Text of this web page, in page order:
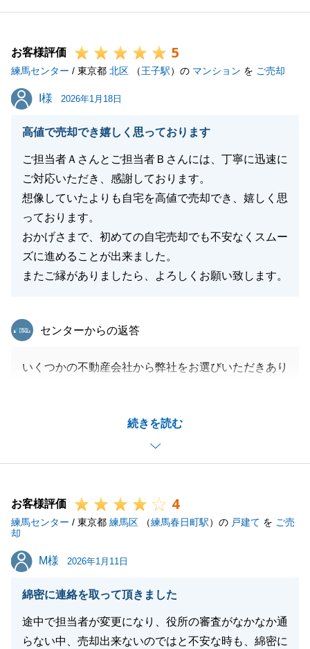
いただけましたら幸いです。
お客様評価 5
練馬センター / 東京都 北区 （王子駅）の マンション を ご売却
I様
I様 2026年1月18日
高値で売却でき嬉しく思っております
ご担当者Ａさんとご担当者Ｂさんには、丁寧に迅速に
ご対応いただき、感謝しております。
想像していたよりも自宅を高値で売却でき、嬉しく思
っております。
おかげさまで、初めての自宅売却でも不安なくスムー
ズに進めることが出来ました。
またご縁がありましたら、よろしくお願い致します。
続きを読む
東急リバブル
センターからの返答
いくつかの不動産会社から弊社をお選びいただきあり
また機会があれば是非、お声掛け頂けたらと思いま
す。
閉じる
お客様評価 4
練馬センター / 東京都 練馬区 （練馬春日町駅）の 戸建て を ご売
却
M様
M様 2026年1月11日
綿密に連絡を取って頂きました
途中で担当者が変更になり、役所の審査がなかなか通
らない中、売却出来ないのではと不安な時も、綿密に